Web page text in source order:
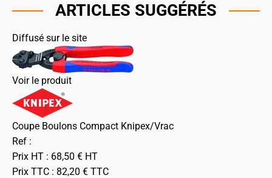
ARTICLES SUGGÉRÉS
Diffusé sur le site
Voir le produit
Coupe Boulons Compact Knipex/Vrac
Ref :
Prix HT : 68,50 € HT
Prix TTC : 82,20 € TTC